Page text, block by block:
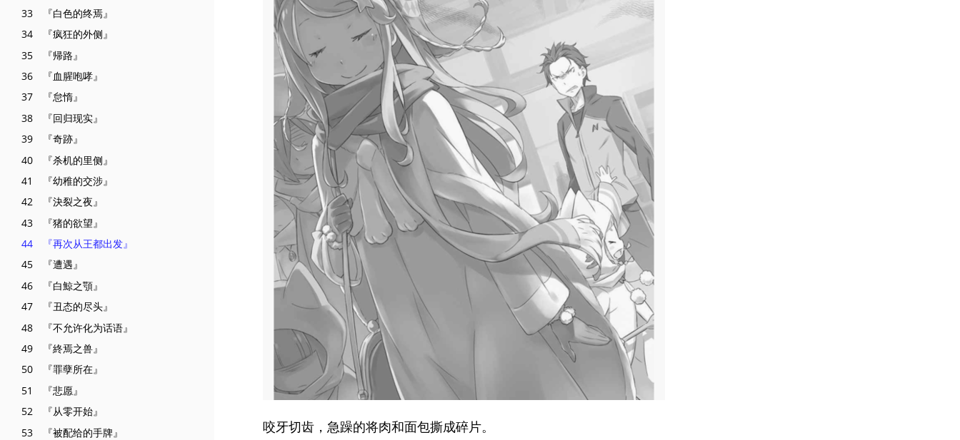
33 『白色的终焉』
34 『疯狂的外侧』
35 『帰路』
36 『血腥咆哮』
37 『怠惰』
38 『回归现实』
39 『奇跡』
40 『杀机的里侧』
41 『幼稚的交涉』
42 『決裂之夜』
43 『猪的欲望』
44 『再次从王都出发』
45 『遭遇』
46 『白鯨之顎』
47 『丑态的尽头』
48 『不允许化为话语』
49 『終焉之兽』
50 『罪孽所在』
51 『悲愿』
52 『从零开始』
53 『被配给的手牌』
咬牙切齿，急躁的将肉和面包撕成碎片。